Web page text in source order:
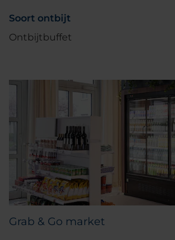
Soort ontbijt
Ontbijtbuffet
Grab & Go market